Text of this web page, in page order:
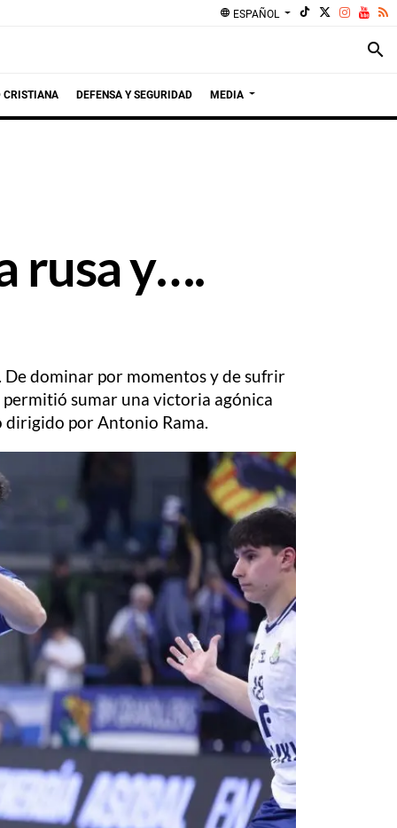
language ESPAÑOL
search
CRISTIANA DEFENSA Y SEGURIDAD MEDIA
rusa y….
De dominar por momentos y de sufrir
sumar una victoria agónica
dirigido por Antonio Rama.